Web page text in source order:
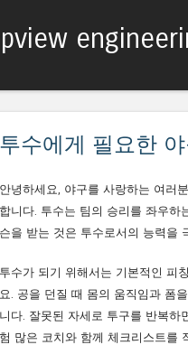
투수에게 필요한
안녕하세요, 야구를 사랑하는 여러
합니다. 투수는 팀의 승리를 좌우하
슨을 받는 것은 투수로서의 능력을
투수가 되기 위해서는 기본적인 피
요. 공을 던질 때 몸의 움직임과 폼
니다. 잘못된 자세로 투구를 반복하
험 많은 코치와 함께 체크리스트를